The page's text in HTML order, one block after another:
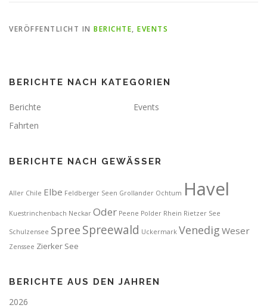
VERÖFFENTLICHT IN BERICHTE, EVENTS
BERICHTE NACH KATEGORIEN
Berichte
Events
Fahrten
BERICHTE NACH GEWÄSSER
Aller Chile Elbe Feldberger Seen Grollander Ochtum Havel
Kuestrinchenbach Neckar Oder Peene Polder Rhein Rietzer See
Schulzensee Spree Spreewald Uckermark Venedig Weser
Zenssee Zierker See
BERICHTE AUS DEN JAHREN
2026